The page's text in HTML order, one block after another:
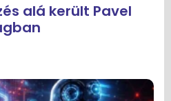
alá került Pavel